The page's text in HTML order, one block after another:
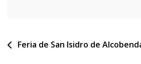
Navegación
Feria de San Isidro de